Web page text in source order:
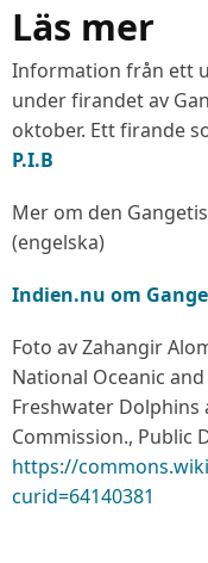
Läs mer
Information från ett
under firandet av
oktober. Ett firande
P.I.B
Mer om den
(engelska)
Indien.nu om
Foto av Zahangir
National Oceanic
Freshwater Dolphins
Commission., Public
https://
curid=64140381